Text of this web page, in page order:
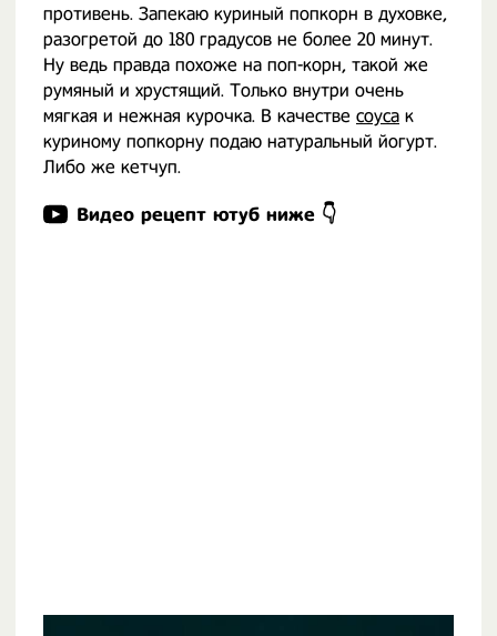
противень. Запекаю куриный попкорн в духовке,
разогретой до 180 градусов не более 20 минут.
Ну ведь правда похоже на поп-корн, такой же
румяный и хрустящий. Только внутри очень
мягкая и нежная курочка. В качестве соуса к
куриному попкорну подаю натуральный йогурт.
Либо же кетчуп.
Видео рецепт ютуб ниже 👇